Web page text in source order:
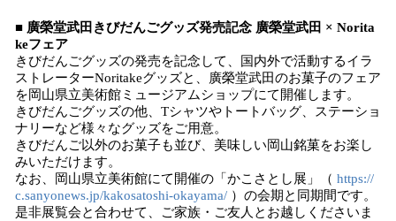
■ 廣榮堂武田きびだんごグッズ発売記念 廣榮堂武田 × Norita
keフェア
きびだんごグッズの発売を記念して、国内外で活動するイラ
ストレーターNoritakeグッズと、廣榮堂武田のお菓子のフェア
を岡山県立美術館ミュージアムショップにて開催します。
きびだんごグッズの他、Tシャツやトートバッグ、ステーショ
ナリーなど様々なグッズをご用意。
きびだんご以外のお菓子も並び、美味しい岡山銘菓をお楽し
みいただけます。
なお、岡山県立美術館にて開催の「かこさとし展」（ https://
c.sanyonews.jp/kakosatoshi-okayama/ ）の会期と同期間です。
是非展覧会と合わせて、ご家族・ご友人とお越しくださいま